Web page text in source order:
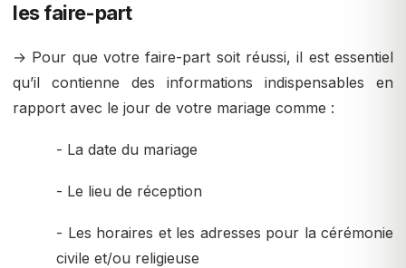
les faire-part
→ Pour que votre faire-part soit réussi, il est essentiel
qu’il contienne des informations indispensables en
rapport avec le jour de votre mariage comme :
- La date du mariage
- Le lieu de réception
- Les horaires et les adresses pour la cérémonie
civile et/ou religieuse